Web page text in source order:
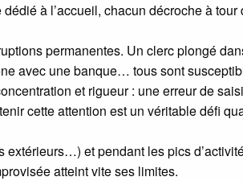
à l’accueil, chacun décroche à
permanentes. Un clerc plongé
avec une banque… tous sont
et rigueur : une erreur de
cette attention est un véritable défi
et pendant les pics
atteint vite ses limites.